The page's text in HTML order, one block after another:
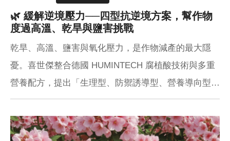
🌿 緩解逆境壓力──四型抗逆境方案，幫作物
度過高溫、乾旱與鹽害挑戰
乾旱、高溫、鹽害與氧化壓力，是作物減產的最大隱
憂。喜世傑整合德國 HUMINTECH 腐植酸技術與多重
營養配方，提出「生理型、防禦誘導型、營養導向型、
環境型」四大抗逆方案，從細胞代謝、根圈環境到防禦
機制全面啟動，幫助作物快速恢復活力